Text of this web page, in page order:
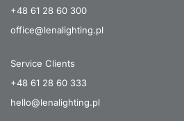
+48 61 28 60 300
office@lenalighting.pl
Service Clients
+48 61 28 60 333
hello@lenalighting.pl